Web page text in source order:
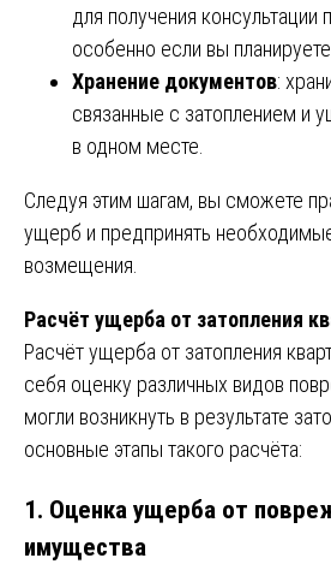
для получения консультации
особенно если вы
Хранение документов:
связанные с затоплением и
в одном месте.
Следуя этим шагам, вы сможете
ущерб и предпринять
возмещения.
Расчёт ущерба от затопления
Расчёт ущерба от затопления
себя оценку различных видов
могли возникнуть в результате
основные этапы такого расчёта:
1. Оценка ущерба от
имущества